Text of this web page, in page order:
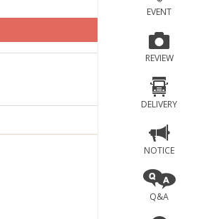
EVENT
REVIEW
DELIVERY
NOTICE
Q&A